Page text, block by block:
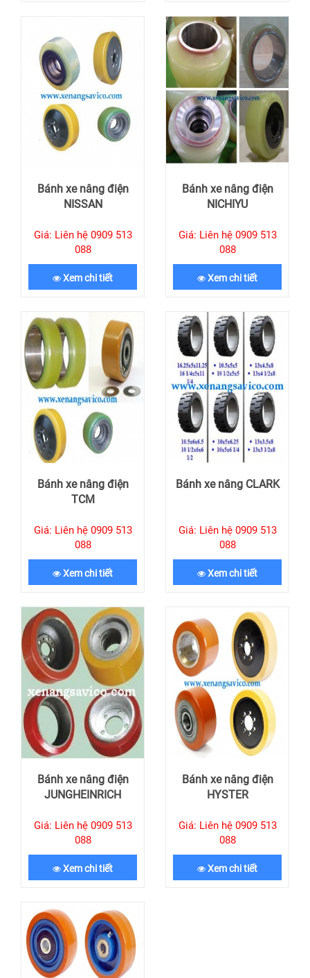
Bánh xe nâng điện
NISSAN
Giá: Liên hệ 0909 513
088
Xem chi tiết
Bánh xe nâng điện
NICHIYU
Giá: Liên hệ 0909 513
088
Xem chi tiết
Bánh xe nâng điện
TCM
Giá: Liên hệ 0909 513
088
Xem chi tiết
Bánh xe nâng CLARK
Giá: Liên hệ 0909 513
088
Xem chi tiết
Bánh xe nâng điện
JUNGHEINRICH
Giá: Liên hệ 0909 513
088
Xem chi tiết
Bánh xe nâng điện
HYSTER
Giá: Liên hệ 0909 513
088
Xem chi tiết